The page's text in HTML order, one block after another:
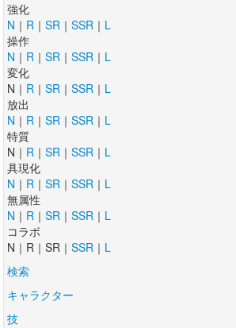
強化
N ｜ R ｜ SR ｜ SSR ｜ L
操作
N ｜ R ｜ SR ｜ SSR ｜ L
変化
N｜ R ｜ SR ｜ SSR ｜ L
放出
N ｜ R ｜ SR ｜ SSR ｜ L
特質
N｜ R ｜ SR ｜ SSR ｜ L
具現化
N ｜ R ｜ SR ｜ SSR ｜ L
無属性
N ｜ R ｜ SR ｜ SSR ｜ L
コラボ
N｜R｜SR｜ SSR ｜ L
検索
キャラクター
技